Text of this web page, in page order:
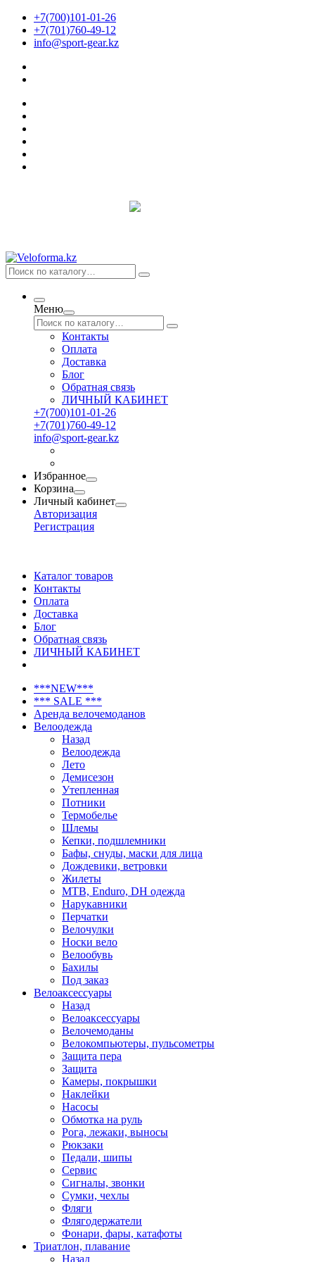
+7(700)101-01-26
+7(701)760-49-12
info@sport-gear.kz
Меню
Контакты
Оплата
Доставка
Блог
Обратная связь
ЛИЧНЫЙ КАБИНЕТ
+7(700)101-01-26
+7(701)760-49-12
info@sport-gear.kz
Избранное
Корзина
Личный кабинет
Авторизация
Регистрация
Каталог товаров
Контакты
Оплата
Доставка
Блог
Обратная связь
ЛИЧНЫЙ КАБИНЕТ
***NEW***
*** SALE ***
Аренда велочемоданов
Велоодежда
Назад
Велоодежда
Лето
Демисезон
Утепленная
Потники
Термобелье
Шлемы
Кепки, подшлемники
Бафы, снуды, маски для лица
Дождевики, ветровки
Жилеты
MTB, Enduro, DH одежда
Нарукавники
Перчатки
Велочулки
Носки вело
Велообувь
Бахилы
Под заказ
Велоаксессуары
Назад
Велоаксессуары
Велочемоданы
Велокомпьютеры, пульсометры
Защита пера
Защита
Камеры, покрышки
Наклейки
Насосы
Обмотка на руль
Рога, лежаки, выносы
Рюкзаки
Педали, шипы
Сервис
Сигналы, звонки
Сумки, чехлы
Фляги
Флягодержатели
Фонари, фары, катафоты
Триатлон, плавание
Назад